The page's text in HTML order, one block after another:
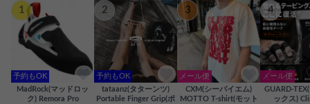
1
予約もOK
MadRock(マッドロッ
ク) Remora Pro
2
予約もOK
tataanz(タターンツ)
Portable Finger Grip(ポ
3
メール便
CXM(シーバイエム)
MOTTO T-shirt(モット
4
メール便
GUARD-
ックス)